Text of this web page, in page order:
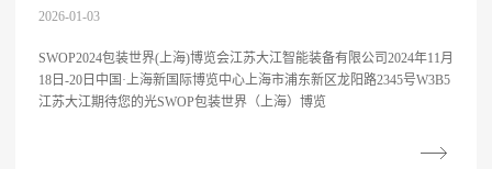
2026-01-03
SWOP2024包装世界(上海)博览会江苏大江智能装备有限公司2024年11月
18日-20日中国·上海新国际博览中心上海市浦东新区龙阳路2345号W3B5
江苏大江期待您的光SWOP包装世界（上海）博览